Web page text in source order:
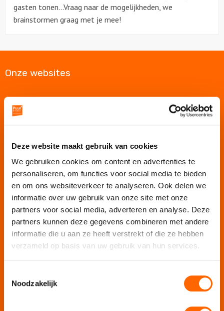
Deze website maakt gebruik van cookies
We gebruiken cookies om content en advertenties te
personaliseren, om functies voor social media te bieden
en om ons websiteverkeer te analyseren. Ook delen we
informatie over uw gebruik van onze site met onze
partners voor social media, adverteren en analyse. Deze
partners kunnen deze gegevens combineren met andere
informatie die u aan ze heeft verstrekt of die ze hebben
verzameld op basis van uw gebruik van hun services.
Noodzakelijk
gasten tonen…Vraag naar de mogelijkheden, we
brainstormen graag met je mee!
Onze websites
Puur Feesten
Puur Amsterdam
Puur Utrecht
Puur Den Haag
Puur Haarlem
Escape Room Mysterium
Vergaderlocatie De Grote Werf
Vergaderlocatie Rotterdam View
Vergaderlocatie Dak van Amsterdam